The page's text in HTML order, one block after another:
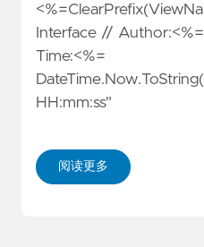
Interface //
Time:<%=
HH:mm:ss"
阅读更多